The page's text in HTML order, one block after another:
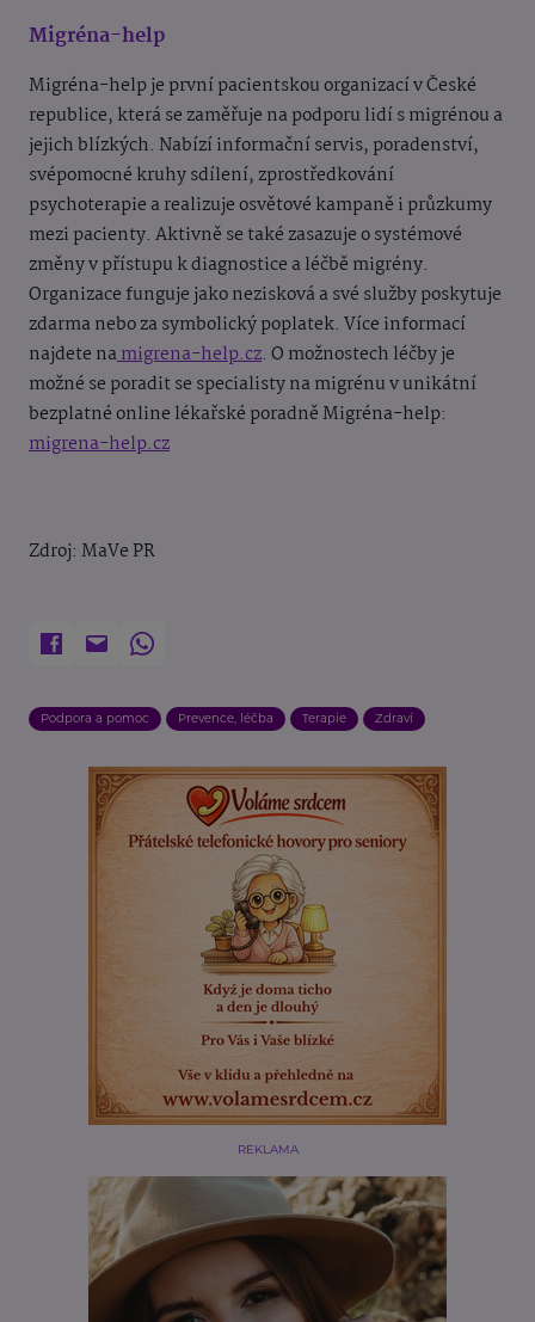
Migréna-help
Migréna-help je první pacientskou organizací v České
republice, která se zaměřuje na podporu lidí s migrénou a
jejich blízkých. Nabízí informační servis, poradenství,
svépomocné kruhy sdílení, zprostředkování
psychoterapie a realizuje osvětové kampaně i průzkumy
mezi pacienty. Aktivně se také zasazuje o systémové
změny v přístupu k diagnostice a léčbě migrény.
Organizace funguje jako nezisková a své služby poskytuje
zdarma nebo za symbolický poplatek. Více informací
najdete namigrena-help.cz. O možnostech léčby je
možné se poradit se specialisty na migrénu v unikátní
bezplatné online lékařské poradně Migréna-help:
migrena-help.cz
Zdroj: MaVe PR
Podpora a pomoc Prevence, léčba Terapie Zdraví
REKLAMA